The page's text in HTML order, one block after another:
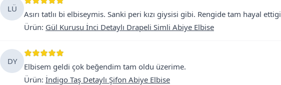
LÜ
Asırı tatlıı bi elbiseymis. Sanki peri kızı giysisi gibi. Rengide tam hayal
Ürün: Gül Kurusu İnci Detaylı Drapeli Simli Abiye Elbise
DY
Elbisem geldi çok beğendim tam oldu üzerime.
Ürün: İndigo Taş Detaylı Şifon Abiye Elbise